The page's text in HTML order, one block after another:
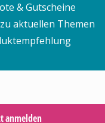
& Gutscheine
aktuellen Themen
anmelden